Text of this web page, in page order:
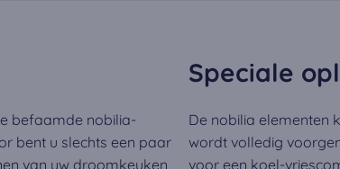
befaamde nobilia-
bent u slechts een paar
van uw droomkeuken,
Speciale
De nobilia elementen
wordt volledig
voor een koel-